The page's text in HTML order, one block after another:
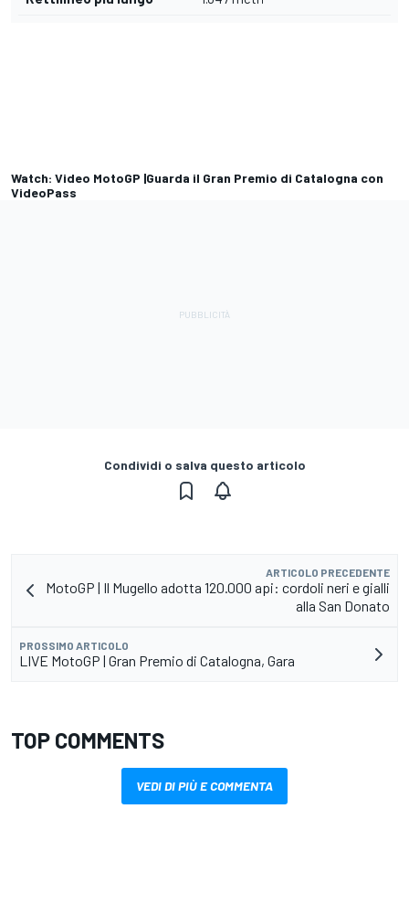
Watch: Video MotoGP |Guarda il Gran Premio di Catalogna con
VideoPass
Condividi o salva questo articolo
ARTICOLO PRECEDENTE
MotoGP | Il Mugello adotta 120.000 api: cordoli neri e gialli
alla San Donato
PROSSIMO ARTICOLO
LIVE MotoGP | Gran Premio di Catalogna, Gara
TOP COMMENTS
VEDI DI PIÙ E COMMENTA